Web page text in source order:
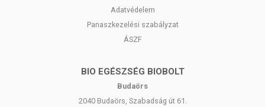
Adatvédelem
Panaszkezelési szabályzat
ÁSZF
BIO EGÉSZSÉG BIOBOLT
Budaörs
2040 Budaörs, Szabadság út 61.